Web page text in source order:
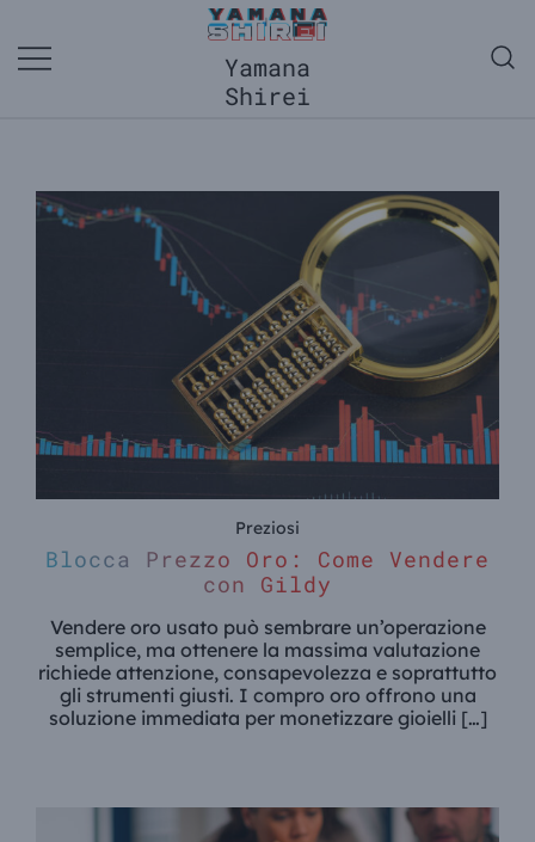
contenuto
Yamana
Shirei
Preziosi
Blocca Prezzo Oro: Come Vendere
con Gildy
Vendere oro usato può sembrare un’operazione
semplice, ma ottenere la massima valutazione
richiede attenzione, consapevolezza e soprattutto
gli strumenti giusti. I compro oro offrono una
soluzione immediata per monetizzare gioielli […]